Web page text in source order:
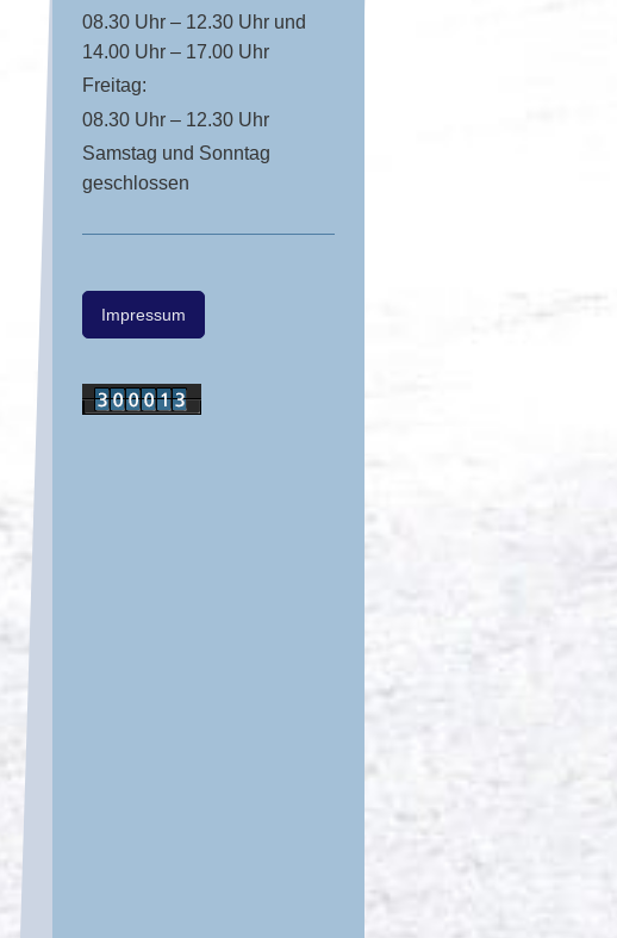
08.30 Uhr – 12.30 Uhr und
14.00 Uhr – 17.00 Uhr
Freitag:
08.30 Uhr – 12.30 Uhr
Samstag und Sonntag
geschlossen
Impressum